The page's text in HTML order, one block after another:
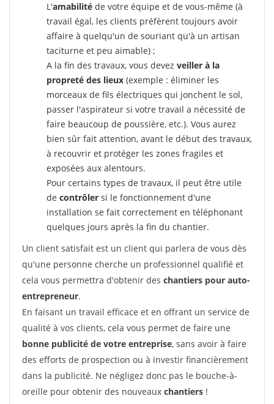
L'amabilité de votre équipe et de vous-même (à
travail égal, les clients préfèrent toujours avoir
affaire à quelqu'un de souriant qu'à un artisan
taciturne et peu aimable) ;
A la fin des travaux, vous devez veiller à la
propreté des lieux (exemple : éliminer les
morceaux de fils électriques qui jonchent le sol,
passer l'aspirateur si votre travail a nécessité de
faire beaucoup de poussière, etc.). Vous aurez
bien sûr fait attention, avant le début des travaux,
à recouvrir et protéger les zones fragiles et
exposées aux alentours.
Pour certains types de travaux, il peut être utile
de contrôler si le fonctionnement d'une
installation se fait correctement en téléphonant
quelques jours après la fin du chantier.
Un client satisfait est un client qui parlera de vous dès
qu'une personne cherche un professionnel qualifié et
cela vous permettra d'obtenir des chantiers pour auto-
entrepreneur.
En faisant un travail efficace et en offrant un service de
qualité à vos clients, cela vous permet de faire une
bonne publicité de votre entreprise, sans avoir à faire
des efforts de prospection ou à investir financièrement
dans la publicité. Ne négligez donc pas le bouche-à-
oreille pour obtenir des nouveaux chantiers !